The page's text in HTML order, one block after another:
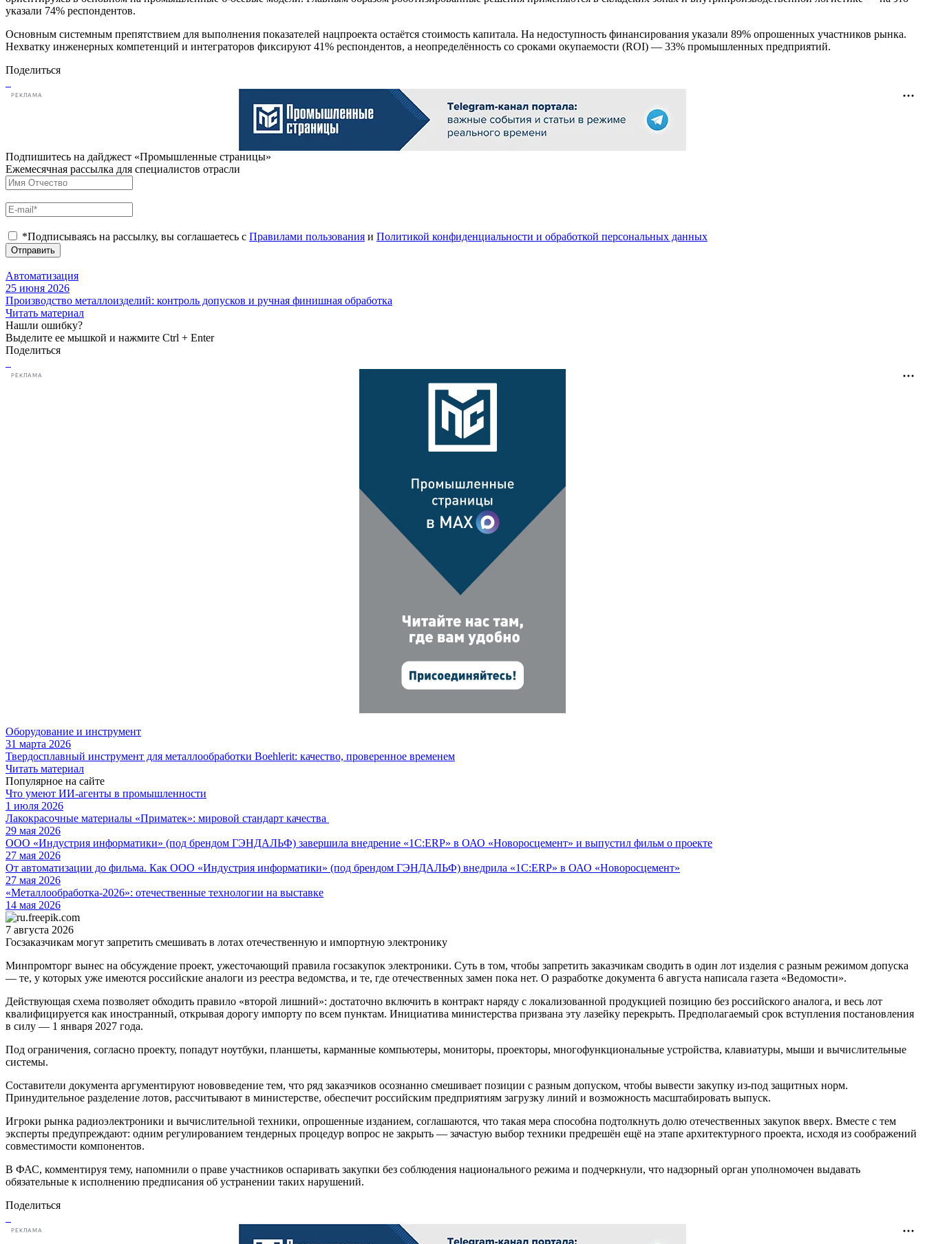
указали 74% респондентов.
Основным системным препятствием для выполнения показателей нацпроекта остаётся стоимость капитала. На недоступность финансирования указали 89% опрошенных участников рынка.
Нехватку инженерных компетенций и интеграторов фиксируют 41% респондентов, а неопределённость со сроками окупаемости (ROI) — 33% промышленных предприятий.
Поделиться
РЕКЛАМА
Подпишитесь на дайджест «Промышленные страницы»
Ежемесячная рассылка для специалистов отрасли
*Подписываясь на рассылку, вы соглашаетесь с Правилами пользования и Политикой конфиденциальности и обработкой персональных данных
Отправить
Автоматизация
25 июня 2026
Производство металлоизделий: контроль допусков и ручная финишная обработка
Читать материал
Нашли ошибку?
Выделите ее мышкой и нажмите Ctrl + Enter
Поделиться
РЕКЛАМА
Оборудование и инструмент
31 марта 2026
Твердосплавный инструмент для металлообработки Boehlerit: качество, проверенное временем
Читать материал
Популярное на сайте
Что умеют ИИ-агенты в промышленности
1 июля 2026
Лакокрасочные материалы «Приматек»: мировой стандарт качества
29 мая 2026
ООО «Индустрия информатики» (под брендом ГЭНДАЛЬФ) завершила внедрение «1С:ERP» в ОАО «Новоросцемент» и выпустил фильм о проекте
27 мая 2026
От автоматизации до фильма. Как ООО «Индустрия информатики» (под брендом ГЭНДАЛЬФ) внедрила «1С:ERP» в ОАО «Новоросцемент»
27 мая 2026
«Металлообработка-2026»: отечественные технологии на выставке
14 мая 2026
7 августа 2026
Госзаказчикам могут запретить смешивать в лотах отечественную и импортную электронику
Минпромторг вынес на обсуждение проект, ужесточающий правила госзакупок электроники. Суть в том, чтобы запретить заказчикам сводить в один лот изделия с разным режимом допуска
— те, у которых уже имеются российские аналоги из реестра ведомства, и те, где отечественных замен пока нет. О разработке документа 6 августа написала газета «Ведомости».
Действующая схема позволяет обходить правило «второй лишний»: достаточно включить в контракт наряду с локализованной продукцией позицию без российского аналога, и весь лот
квалифицируется как иностранный, открывая дорогу импорту по всем пунктам. Инициатива министерства призвана эту лазейку перекрыть. Предполагаемый срок вступления постановления
в силу — 1 января 2027 года.
Под ограничения, согласно проекту, попадут ноутбуки, планшеты, карманные компьютеры, мониторы, проекторы, многофункциональные устройства, клавиатуры, мыши и вычислительные
системы.
Составители документа аргументируют нововведение тем, что ряд заказчиков осознанно смешивает позиции с разным допуском, чтобы вывести закупку из-под защитных норм.
Принудительное разделение лотов, рассчитывают в министерстве, обеспечит российским предприятиям загрузку линий и возможность масштабировать выпуск.
Игроки рынка радиоэлектроники и вычислительной техники, опрошенные изданием, соглашаются, что такая мера способна подтолкнуть долю отечественных закупок вверх. Вместе с тем
эксперты предупреждают: одним регулированием тендерных процедур вопрос не закрыть — зачастую выбор техники предрешён ещё на этапе архитектурного проекта, исходя из соображений
совместимости компонентов.
В ФАС, комментируя тему, напомнили о праве участников оспаривать закупки без соблюдения национального режима и подчеркнули, что надзорный орган уполномочен выдавать
обязательные к исполнению предписания об устранении таких нарушений.
Поделиться
РЕКЛАМА